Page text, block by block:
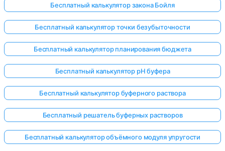
Бесплатный калькулятор закона Бойля
Бесплатный калькулятор точки безубыточности
Бесплатный калькулятор планирования бюджета
Бесплатный калькулятор pH буфера
Бесплатный калькулятор буферного раствора
Бесплатный решатель буферных растворов
Бесплатный калькулятор объёмного модуля упругости